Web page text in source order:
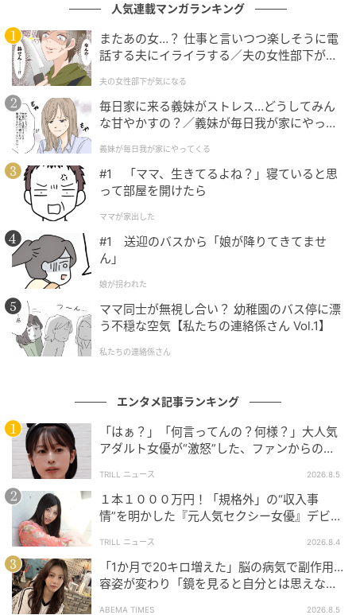
（写真＝チェ・スヨンInstagram）
また、スヨンはこのイベントに父親とともに参加し
た。
スヨンの父親は現在、網膜色素変性症を患っている。
2004年に最初の発症が確認されたとされる中、スヨン
は父親が設立した失明予防運動本部の広報大使として
さらに10年にわたり「ビーミング・エフェクト
（Beaming Effect）」という募金活動を続けており、
希少疾患に関する研究支援のための寄付を行ってい
る。
なお、スヨンは現在、舞台『ヴェニスの商人』に出演
している。
（記事提供＝OSEN）
元記事で読む
人気連載マンガランキング
またあの女…？ 仕事と言いつつ楽しそうに電
話する夫にイライラする／夫の女性部下が気
夫の女性部下が気になる
毎日家に来る義妹がストレス…どうしてみん
な甘やかすの？／義妹が毎日我が家にやって
が】
義妹が毎日我が家にやってくる
#1 「ママ、生きてるよね？」寝ていると思
って部屋を開けたら
ママが家出した
#1 送迎のバスから「娘が降りてきてませ
ん」
娘が拐われた
ママ同士が無視し合い？ 幼稚園のバス停に漂
う不穏な空気【私たちの連絡係さん Vol.1】
私たちの連絡係さん
エンタメ記事ランキング
「はぁ？」「何言ってんの？何様？」大人気
アダルト女優が“激怒”した、ファンからの
TRILL ニュース 2026.8.5
１本１０００万円！「規格外」の“収入事
情”を明かした『元人気セクシー女優』デビュ
TRILL ニュース 2026.8.4
「1か月で20キロ増えた」脳の病気で副作用…
容姿が変わり「鏡を見ると自分とは思えなか
ABEMA TIMES 2026.8.5